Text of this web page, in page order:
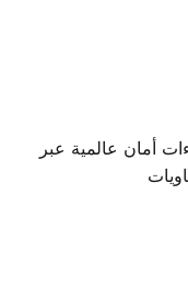
أمان عالمية عبر